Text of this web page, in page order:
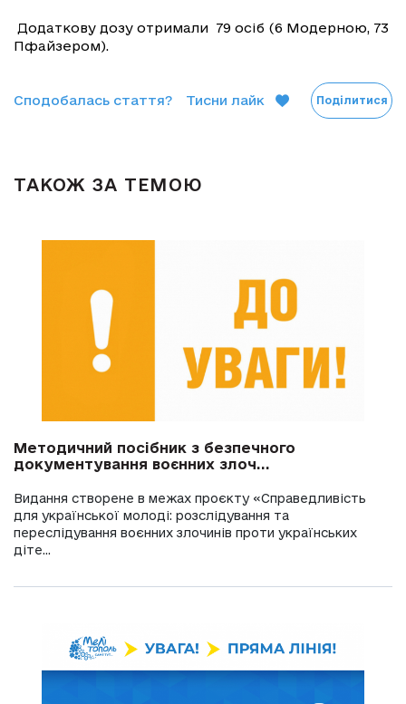
Додаткову дозу отримали 79 осіб (6 Модерною, 73
Пфайзером).
Сподобалась стаття? Тисни лайк Поділитися
ТАКОЖ ЗА ТЕМОЮ
Методичний посібник з безпечного
документування воєнних злоч...
Видання створене в межах проєкту «Справедливість
для української молоді: розслідування та
переслідування воєнних злочинів проти українських
діте...